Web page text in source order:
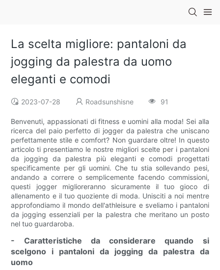
La scelta migliore: pantaloni da
jogging da palestra da uomo
eleganti e comodi
2023-07-28 Roadsunshisne 91
Benvenuti, appassionati di fitness e uomini alla moda! Sei alla
ricerca del paio perfetto di jogger da palestra che uniscano
perfettamente stile e comfort? Non guardare oltre! In questo
articolo ti presentiamo le nostre migliori scelte per i pantaloni
da jogging da palestra più eleganti e comodi progettati
specificamente per gli uomini. Che tu stia sollevando pesi,
andando a correre o semplicemente facendo commissioni,
questi jogger miglioreranno sicuramente il tuo gioco di
allenamento e il tuo quoziente di moda. Unisciti a noi mentre
approfondiamo il mondo dell'athleisure e sveliamo i pantaloni
da jogging essenziali per la palestra che meritano un posto
nel tuo guardaroba.
- Caratteristiche da considerare quando si
scelgono i pantaloni da jogging da palestra da
uomo